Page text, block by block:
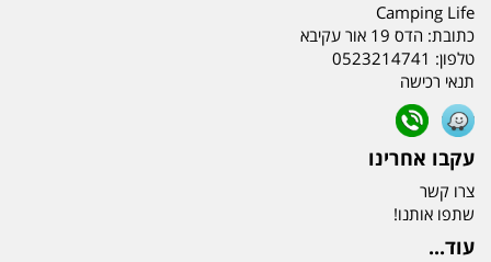
Camping Life
כתובת: הדס 19 אור עקיבא
טלפון: 0523214741
תנאי רכישה
עקבו אחרינו
צרו קשר
שתפו אותנו!
עוד...